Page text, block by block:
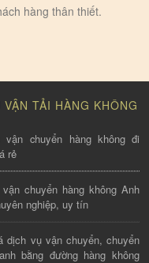
hàng thân thiết.
VẬN TẢI HÀNG KHÔNG
vận chuyển hàng không đi
rẻ
chuyển hàng không Anh
nghiệp, uy tín
dịch vụ vận chuyển, chuyển
bằng đường hàng không